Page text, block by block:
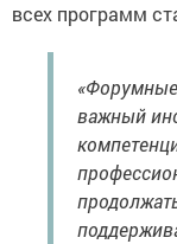
всех программ
важный